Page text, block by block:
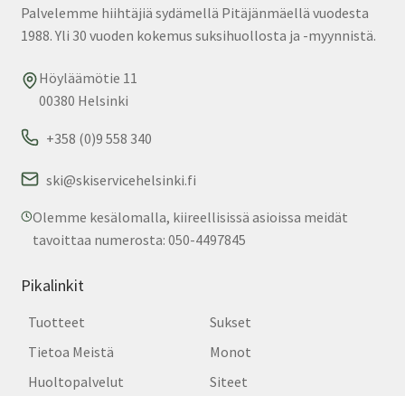
Palvelemme hiihtäjiä sydämellä Pitäjänmäellä vuodesta
1988. Yli 30 vuoden kokemus suksihuollosta ja -myynnistä.
Höyläämötie 11
00380 Helsinki
+358 (0)9 558 340
ski@skiservicehelsinki.fi
Olemme kesälomalla, kiireellisissä asioissa meidät
tavoittaa numerosta: 050-4497845
Pikalinkit
Tuotteet
Tietoa Meistä
Huoltopalvelut
Sukset
Monot
Siteet